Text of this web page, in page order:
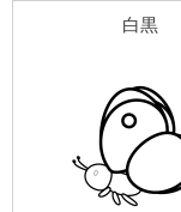
白黒